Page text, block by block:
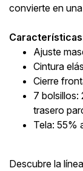
convierte en
Ajuste
Cintura
Cierre
7 bolsillos:
trasero
Tela: 55%
Descubre la